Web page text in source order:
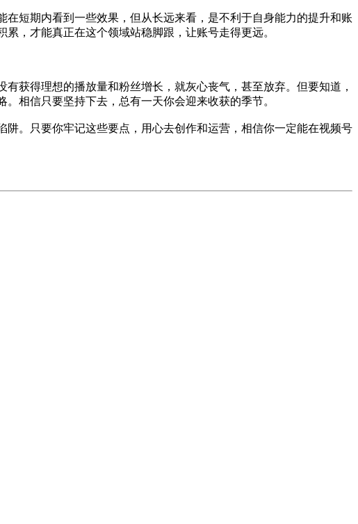
短期内看到一些效果，但从长远来看，是不利于自身能力的提升和账
，才能真正在这个领域站稳脚跟，让账号走得更远。
获得理想的播放量和粉丝增长，就灰心丧气，甚至放弃。但要知道，
相信只要坚持下去，总有一天你会迎来收获的季节。
。只要你牢记这些要点，用心去创作和运营，相信你一定能在视频号